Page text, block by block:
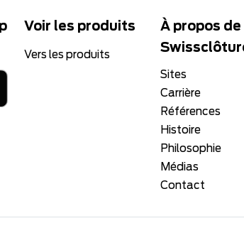
Voir les produits
Vers les produits
À propos de
Sites
Carrière
Références
Histoire
Philosophie
Médias
Contact